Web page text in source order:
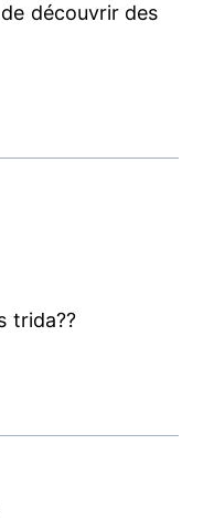
découvrir des
trida??